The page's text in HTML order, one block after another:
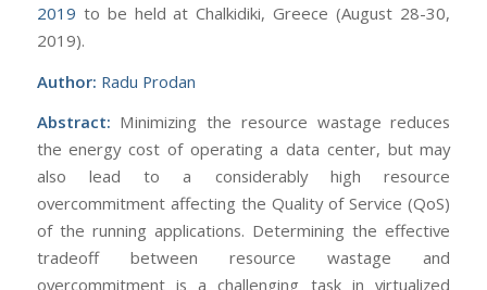
2019 to be held at Chalkidiki, Greece (August 28-30,
2019).
Author: Radu Prodan
Abstract: Minimizing the resource wastage reduces
the energy cost of operating a data center, but may
also lead to a considerably high resource
overcommitment affecting the Quality of Service (QoS)
of the running applications. Determining the effective
tradeoff between resource wastage and
overcommitment is a challenging task in virtualized